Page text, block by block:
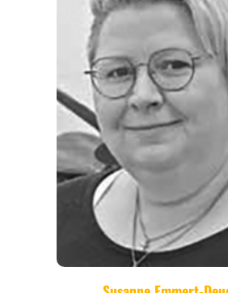
REGIONEN
ORTE
EVENTS
REISEFÜHRER
REISEMAGAZINE